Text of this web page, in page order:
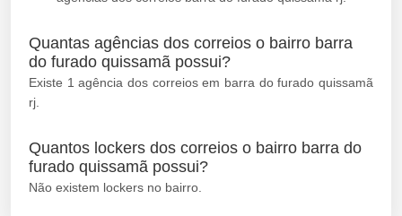
Quantas agências dos correios o bairro barra
do furado quissamã possui?
Existe 1 agência dos correios em barra do furado quissamã
rj.
Quantos lockers dos correios o bairro barra do
furado quissamã possui?
Não existem lockers no bairro.